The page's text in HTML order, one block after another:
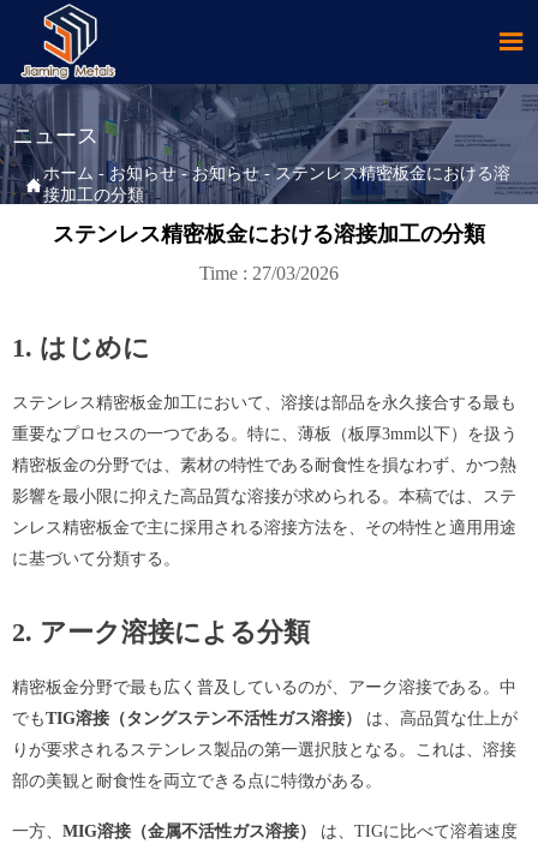

ニュース

ホーム - お知らせ-お知らせ-ステンレス精密板金における溶
接加工の分類
ステンレス精密板金における溶接加工の分類
Time : 27/03/2026
1. はじめに
ステンレス精密板金加工において、溶接は部品を永久接合する最も
重要なプロセスの一つである。特に、薄板（板厚3mm以下）を扱う
精密板金の分野では、素材の特性である耐食性を損なわず、かつ熱
影響を最小限に抑えた高品質な溶接が求められる。本稿では、ステ
ンレス精密板金で主に採用される溶接方法を、その特性と適用用途
に基づいて分類する。
2. アーク溶接による分類
精密板金分野で最も広く普及しているのが、アーク溶接である。中
でもTIG溶接（タングステン不活性ガス溶接）
は、高品質な仕上が
りが要求されるステンレス製品の第一選択肢となる。これは、溶接
部の美観と耐食性を両立できる点に特徴がある。
一方、 MIG溶接（金属不活性ガス溶接）
は、TIGに比べて溶着速度